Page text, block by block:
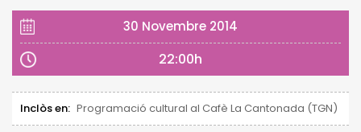
30 Novembre 2014
22:00h
Inclòs en: Programació cultural al Cafè La Cantonada (TGN)